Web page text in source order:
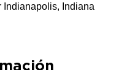
Indianapolis, Indiana